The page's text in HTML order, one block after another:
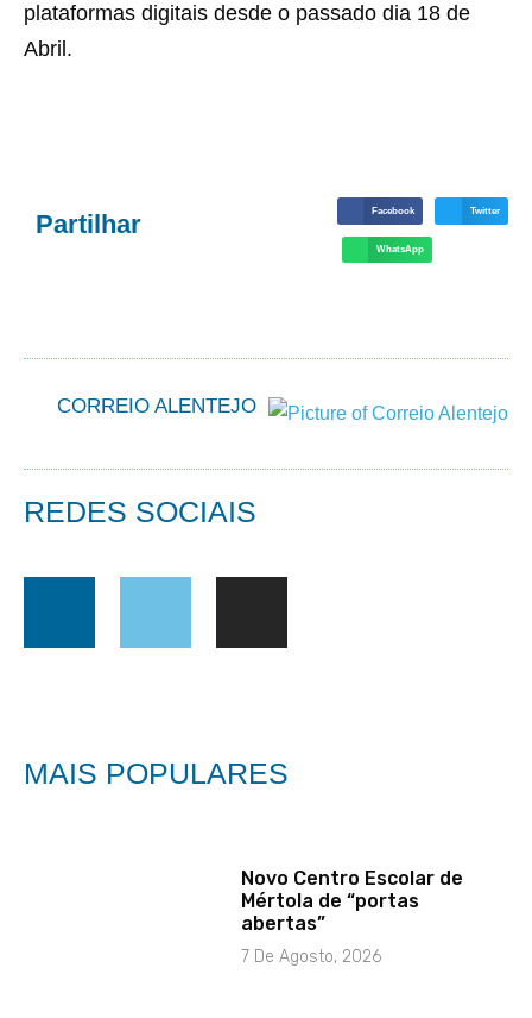
plataformas digitais desde o passado dia 18 de
Abril.
Partilhar Facebook Twitter
WhatsApp
CORREIO ALENTEJO
REDES SOCIAIS
MAIS POPULARES
Novo Centro Escolar de
Mértola de “portas
abertas”
7 De Agosto, 2026